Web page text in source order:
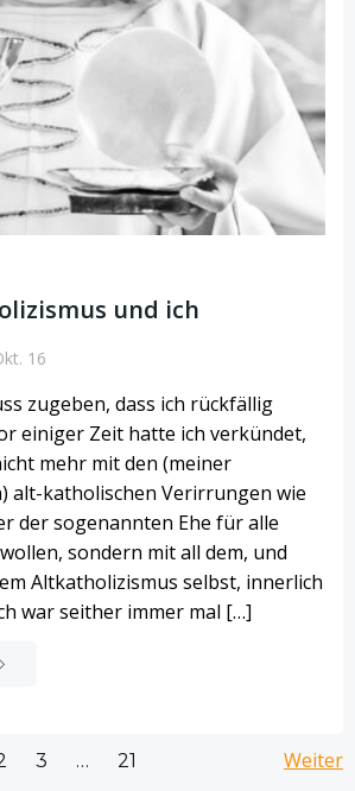
und ich
16
zugeben, dass ich rückfällig
einiger Zeit hatte ich verkündet,
mehr mit den (meiner
alt-katholischen Verirrungen wie
der sogenannten Ehe für alle
sondern mit all dem, und
Altkatholizismus selbst, innerlich
war seither immer mal […]
Seite
3 … Seite
21 Weiter